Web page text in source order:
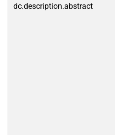
dc.description.abstract